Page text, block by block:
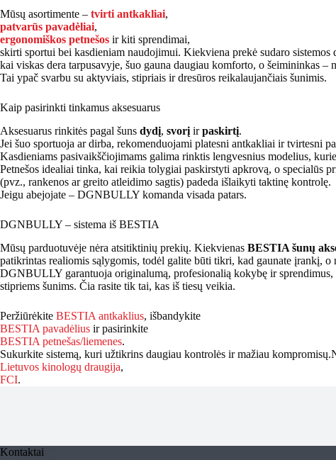
Mūsų asortimente – tvirti antkakliai,
patvarūs pavadėliai,
ergonomiškos petnešos ir kiti sprendimai,
skirti sportui bei kasdieniam naudojimui. Kiekviena prekė sudaro sistemos
kai viskas dera tarpusavyje, šuo gauna daugiau komforto, o šeimininkas –
Tai ypač svarbu su aktyviais, stipriais ir dresūros reikalaujančiais šunimis.
Kaip pasirinkti tinkamus aksesuarus
Aksesuarus rinkitės pagal šuns dydį, svorį irpaskirtį.
Jei šuo sportuoja ar dirba, rekomenduojami platesni antkakliai ir tvirtesni
Kasdieniams pasivaikščiojimams galima rinktis lengvesnius modelius,
Petnešos idealiai tinka, kai reikia tolygiai paskirstyti apkrovą, o specialūs
(pvz., rankenos ar greito atleidimo sagtis) padeda išlaikyti taktinę kontrolę.
Jeigu abejojate – DGNBULLY komanda visada patars.
DGNBULLY – sistema iš BESTIA
Mūsų parduotuvėje nėra atsitiktinių prekių. Kiekvienas BESTIA šunų
patikrintas realiomis sąlygomis, todėl galite būti tikri, kad gaunate įrankį, o
DGNBULLY garantuoja originalumą, profesionalią kokybę ir sprendimus,
stipriems šunims. Čia rasite tik tai, kas iš tiesų veikia.
Peržiūrėkite BESTIA antkaklius, išbandykite
BESTIA pavadėlius ir pasirinkite
BESTIA petnešas/liemenes.
Sukurkite sistemą, kuri užtikrins daugiau kontrolės ir mažiau
Lietuvos kinologų draugija,
FCI.
Kontaktai